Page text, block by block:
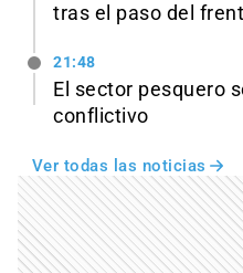
tras el paso del
21:48
El sector pesquero
conflictivo
Ver todas las noticias